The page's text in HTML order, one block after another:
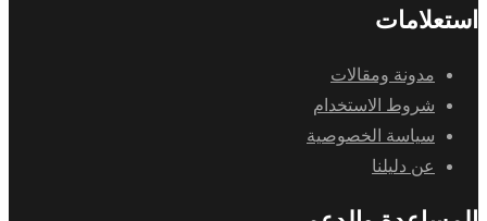
استعلامات
مدونة ومقالات
شروط الاستخدام
سياسة الخصوصية
عن دليلنا